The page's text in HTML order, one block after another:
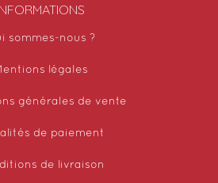
sommes-nous ?
légales
générales de vente
de paiement
de livraison